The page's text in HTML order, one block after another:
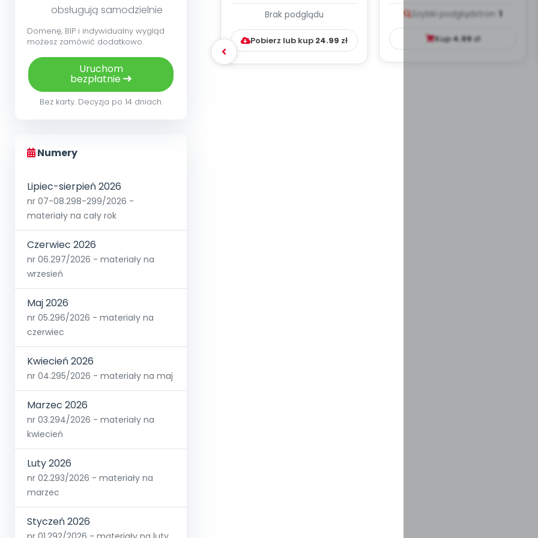
obsługują samodzielnie
Domenę, BIP i indywidualny wygląd
możesz zamówić dodatkowo.
Uruchom
bezpłatnie
Bez karty. Decyzja po 14 dniach.
Numery
Lipiec-sierpień 2026
nr 07-08.298-299/2026 -
materiały na cały rok
Czerwiec 2026
nr 06.297/2026 - materiały na
wrzesień
Maj 2026
nr 05.296/2026 - materiały na
czerwiec
Kwiecień 2026
nr 04.295/2026 - materiały na maj
Marzec 2026
nr 03.294/2026 - materiały na
kwiecień
Luty 2026
nr 02.293/2026 - materiały na
marzec
Styczeń 2026
WYCHOWAWCZO –
DYDAKTYC...
Brak podglądu
Pobierz lub kup 24.99 zł
Szybki podglądstron: 1
Kup4.99zł